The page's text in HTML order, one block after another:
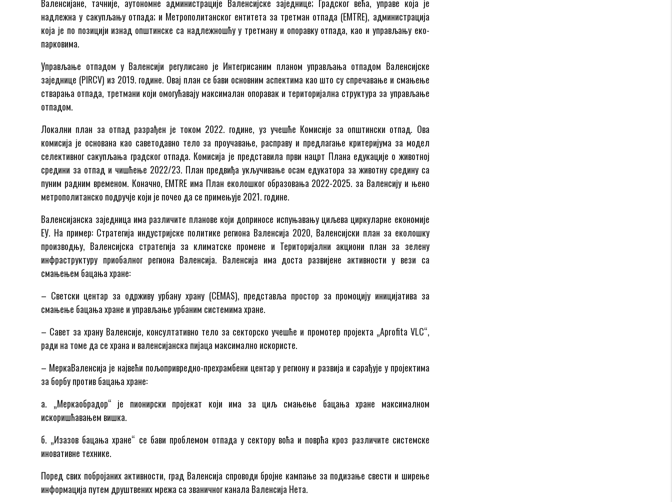
Валенсијане, тачније, аутономне администрације Валенсијске заједнице; Градског већа, управе која је
надлежна у сакупљању отпада; и Метрополитанског ентитета за третман отпада (EMTRE), администрација
која је по позицији изнад општинске са надлежношћу у третману и опоравку отпада, као и управљању еко-
парковима.
Управљање отпадом у Валенсији регулисано је Интегрисаним планом управљања отпадом Валенсијске
заједнице (PIRCV) из 2019. године. Овај план се бави основним аспектима као што су спречавање и смањење
стварања отпада, третмани који омогућавају максималан опоравак и територијална структура за управљање
отпадом.
Локални план за отпад разрађен је током 2022. године, уз учешће Комисије за општински отпад. Ова
комисија је основана као саветодавно тело за проучавање, расправу и предлагање критеријума за модел
селективног сакупљања градског отпада. Комисија је представила први нацрт Плана едукације о животној
средини за отпад и чишћење 2022/23. План предвиђа укључивање осам едукатора за животну средину са
пуним радним временом. Коначно, EMTRE има План еколошког образовања 2022-2025. за Валенсију и њено
метрополитанско подручје који је почео да се примењује 2021. године.
Валенсијанска заједница има различите планове који доприносе испуњавању циљева циркуларне економије
ЕУ. На пример: Стратегија индустријске политике региона Валенсија 2020, Валенсијски план за еколошку
производњу, Валенсијска стратегија за климатске промене и Територијални акциони план за зелену
инфраструктуру приобалног региона Валенсија. Валенсија има доста развијене активности у вези са
смањењем бацања хране:
– Светски центар за одрживу урбану храну (CEMAS), представља простор за промоцију иницијатива за
смањење бацања хране и управљање урбаним системима хране.
– Савет за храну Валенсије, консултативно тело за секторско учешће и промотер пројекта „Aprofita VLC“,
ради на томе да се храна и валенсијанска пијаца максимално искористе.
– МеркаВаленсија је највећи пољопривредно-прехрамбени центар у региону и развија и сарађује у пројектима
за борбу против бацања хране:
а. „Меркаобрадор“ је пионирски пројекат који има за циљ смањење бацања хране максималном
искоришћавањем вишка.
б. „Изазов бацања хране“ се бави проблемом отпада у сектору воћа и поврћа кроз различите системске
иновативне технике.
Поред свих побројаних активности, град Валенсија спроводи бројне кампање за подизање свести и ширење
информација путем друштвених мрежа са званичног канала Валенсија Нета.